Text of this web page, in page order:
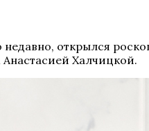
недавно, открылся
Халчицкой.